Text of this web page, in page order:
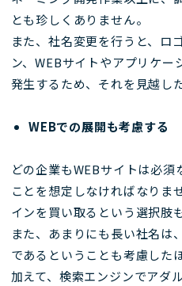
とも珍しくありません。
また、社名変更を行うと、ロ
ン、WEBサイトやアプリケー
発生するため、それを見越し
WEBでの展開も考慮する
どの企業もWEBサイトは必
ことを想定しなければなりま
インを買い取るという選択肢
また、あまりにも長い社名は
であるということも考慮した
加えて、検索エンジンでアダ